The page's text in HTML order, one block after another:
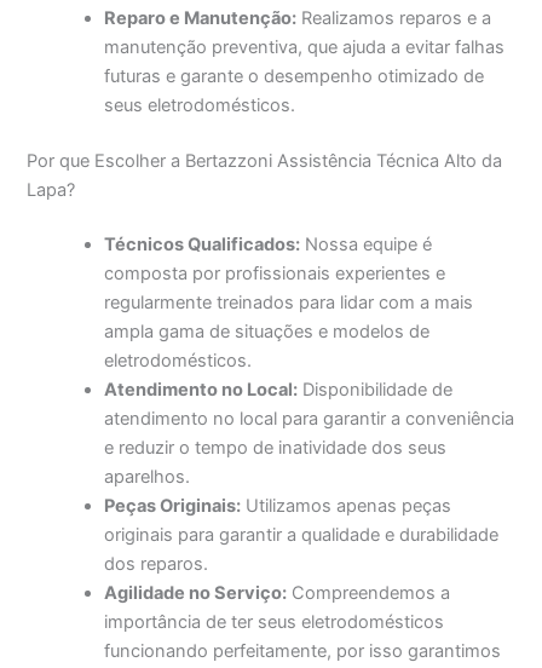
Reparo e Manutenção: Realizamos reparos e a
manutenção preventiva, que ajuda a evitar falhas
futuras e garante o desempenho otimizado de
seus eletrodomésticos.
Por que Escolher a Bertazzoni Assistência Técnica Alto da
Lapa?
Técnicos Qualificados: Nossa equipe é
composta por profissionais experientes e
regularmente treinados para lidar com a mais
ampla gama de situações e modelos de
eletrodomésticos.
Atendimento no Local: Disponibilidade de
atendimento no local para garantir a conveniência
e reduzir o tempo de inatividade dos seus
aparelhos.
Peças Originais: Utilizamos apenas peças
originais para garantir a qualidade e durabilidade
dos reparos.
Agilidade no Serviço: Compreendemos a
importância de ter seus eletrodomésticos
funcionando perfeitamente, por isso garantimos